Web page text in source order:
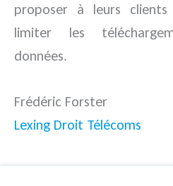
proposer à leurs
limiter les
données.
Frédéric Forster
Lexing Droit Télécoms